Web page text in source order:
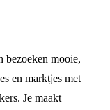
bezoeken mooie,
en marktjes met
Je maakt